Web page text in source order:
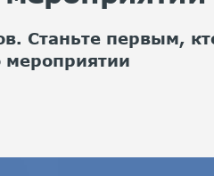
Станьте первым,
мероприятии